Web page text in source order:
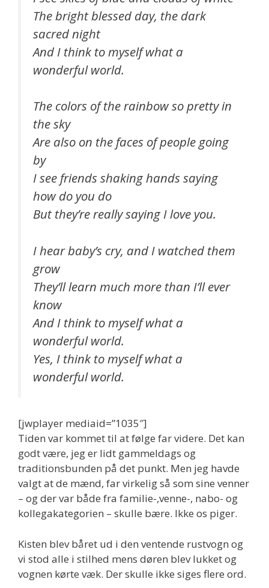
The bright blessed day, the dark
sacred night
And I think to myself what a
wonderful world.
The colors of the rainbow so pretty in
the sky
Are also on the faces of people going
by
I see friends shaking hands saying
how do you do
But they’re really saying I love you.
I hear baby’s cry, and I watched them
grow
They’ll learn much more than I’ll ever
know
And I think to myself what a
wonderful world.
Yes, I think to myself what a
wonderful world.
[jwplayer mediaid=”1035″]
Tiden var kommet til at følge far videre. Det kan
godt være, jeg er lidt gammeldags og
traditionsbunden på det punkt. Men jeg havde
valgt at de mænd, far virkelig så som sine venner
– og der var både fra familie-,venne-, nabo- og
kollegakategorien – skulle bære. Ikke os piger.
Kisten blev båret ud i den ventende rustvogn og
vi stod alle i stilhed mens døren blev lukket og
vognen kørte væk. Der skulle ikke siges flere ord.